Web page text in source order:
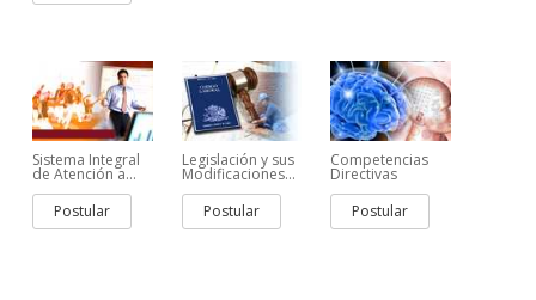
Sistema Integral
de Atención a...
Postular
Legislación y sus
Modificaciones...
Postular
Competencias
Directivas
Postular